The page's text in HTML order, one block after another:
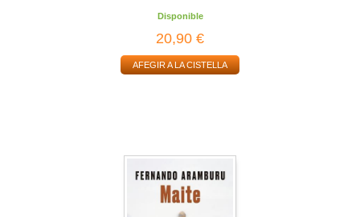
Disponible
20,90 €
AFEGIR A LA CISTELLA